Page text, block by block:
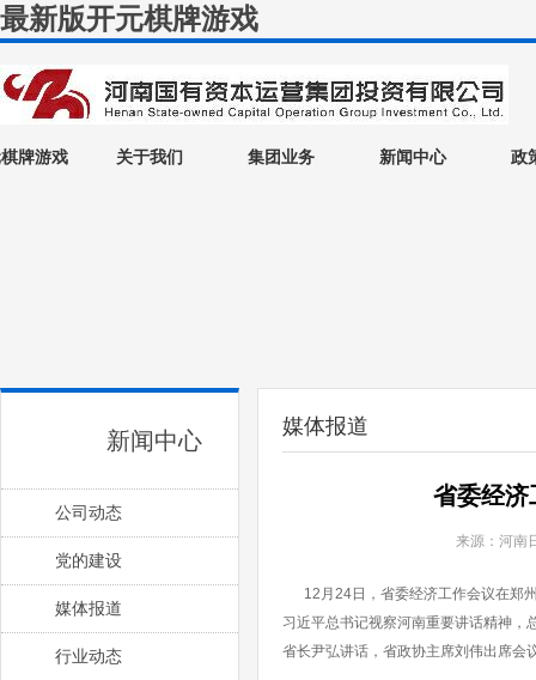
最新版开元棋牌游戏
牌游戏 关于我们 集团业务 新闻中心 政
新闻中心
公司动态
党的建设
媒体报道
行业动态
媒体报道
省委经济
来源：河南
12月24日，省委经济工作会议在郑州
习近平总书记视察河南重要讲话精神
省长尹弘讲话，省政协主席刘伟出席会